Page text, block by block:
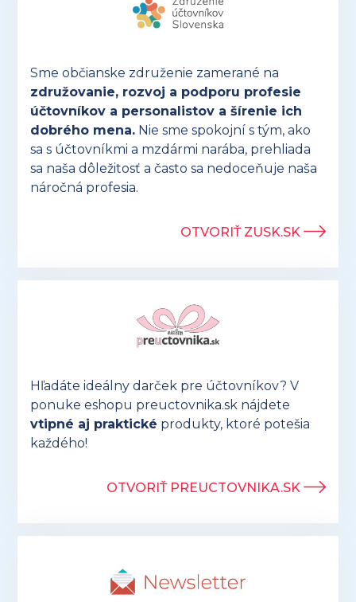
Sme občianske združenie zamerané na
združovanie, rozvoj a podporu profesie
účtovníkov a personalistov a šírenie ich
dobrého mena. Nie sme spokojní s tým, ako
sa s účtovníkmi a mzdármi narába, prehliada
sa naša dôležitosť a často sa nedoceňuje naša
náročná profesia.
OTVORIŤ ZUSK.SK
Hľadáte ideálny darček pre účtovníkov? V
ponuke eshopu preuctovnika.sk nájdete
vtipné aj praktické produkty, ktoré potešia
každého!
OTVORIŤ PREUCTOVNIKA.SK